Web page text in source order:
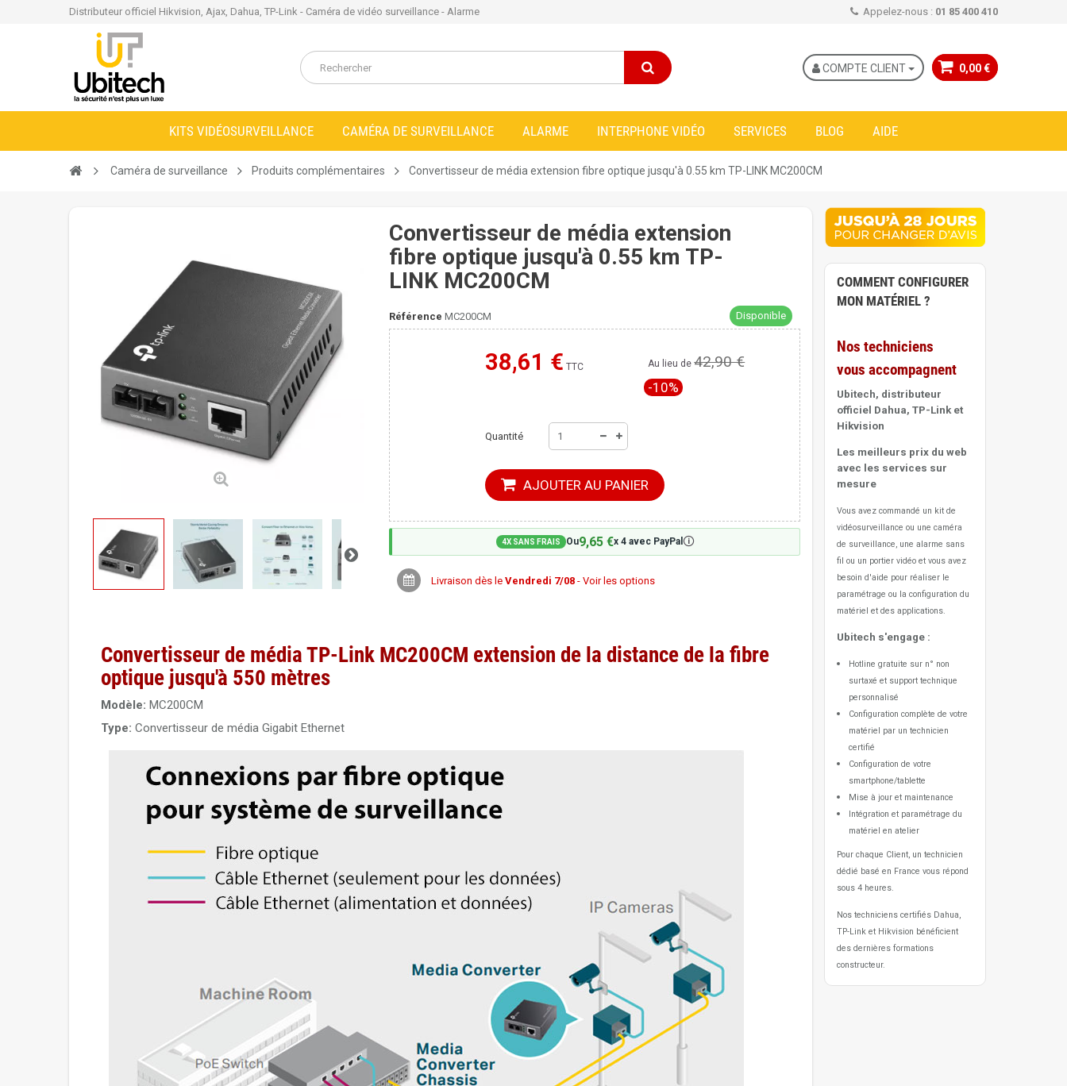
Distributeur officiel Hikvision, Ajax, Dahua, TP-Link - Caméra de vidéo surveillance - Alarme Appelez-nous : 01 85 400 410
0,00 €
COMPTE CLIENT
KITS VIDÉOSURVEILLANCE CAMÉRA DE SURVEILLANCE ALARME INTERPHONE VIDÉO SERVICES BLOG AIDE
Caméra de surveillance Produits complémentaires Convertisseur de média extension fibre optique jusqu'à 0.55 km TP-LINK MC200CM
Convertisseur de média extension
fibre optique jusqu'à 0.55 km TP-
LINK MC200CM
Référence MC200CM Disponible
38,61 € TTC
Moins cher ailleurs ? Au lieu de42,90 €
-10%
Quantité
AJOUTER AU PANIER
4X SANS FRAIS Ou9,65 €x 4 avec PayPal🛈
Livraison dès le Vendredi 7/08- Voir les options
Convertisseur de média TP-Link MC200CM extension de la distance de la fibre
optique jusqu'à 550 mètres
Modèle: MC200CM
Type: Convertisseur de média Gigabit Ethernet
COMMENT CONFIGURER
MON MATÉRIEL ?
Nos techniciens
vous accompagnent
Ubitech, distributeur
officiel Dahua, TP-Link et
Hikvision
Les meilleurs prix du web
avec les services sur
mesure
Vous avez commandé un kit de
vidéosurveillance ou une caméra
de surveillance, une alarme sans
fil ou un portier vidéo et vous avez
besoin d'aide pour réaliser le
paramétrage ou la configuration du
matériel et des applications.
Ubitech s'engage :
Hotline gratuite sur n° non
surtaxé et support technique
personnalisé
Configuration complète de votre
matériel par un technicien
certifié
Configuration de votre
smartphone/tablette
Mise à jour et maintenance
Intégration et paramétrage du
matériel en atelier
Pour chaque Client, un technicien
dédié basé en France vous répond
sous 4 heures.
Nos techniciens certifiés Dahua,
TP-Link et Hikvision bénéficient
des dernières formations
constructeur.